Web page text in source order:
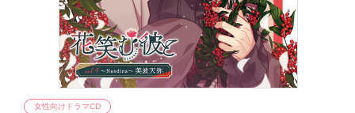
女性向けドラマCD